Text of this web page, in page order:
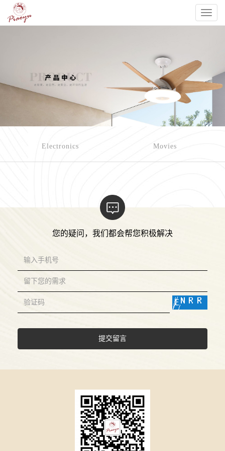
Toggle
Electronics Movies
您的疑问，我们都会帮您积极解决
提交留言